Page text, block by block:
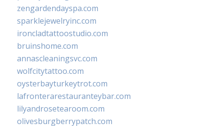
zengardendayspa.com
sparklejewelryinc.com
ironcladtattoostudio.com
bruinshome.com
annascleaningsvc.com
wolfcitytattoo.com
oysterbayturkeytrot.com
lafronterarestauranteybar.com
lilyandrosetearoom.com
olivesburgberrypatch.com